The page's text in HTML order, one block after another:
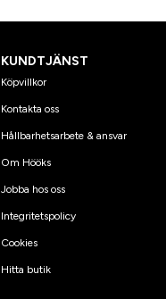
KUNDTJÄNST
Köpvillkor
Kontakta oss
Hållbarhetsarbete & ansvar
Om Hööks
Jobba hos oss
Integritetspolicy
Cookies
Hitta butik